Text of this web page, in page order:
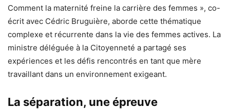
Comment la maternité freine la carrière des femmes », co-
écrit avec Cédric Bruguière, aborde cette thématique
complexe et récurrente dans la vie des femmes actives. La
ministre déléguée à la Citoyenneté a partagé ses
expériences et les défis rencontrés en tant que mère
travaillant dans un environnement exigeant.
La séparation, une épreuve